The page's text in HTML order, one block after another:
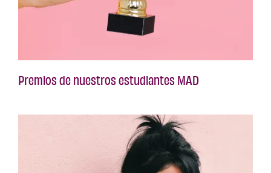
Premios de nuestros estudiantes MAD